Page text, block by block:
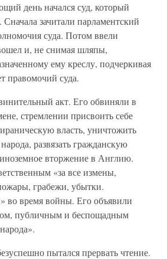
день начался суд, который
Сначала зачитали парламентский
суда. Потом ввели
и, не снимая шляпы,
ему креслу, подчеркивая
правомочий суда.
акт. Его обвиняли в
стремлении присвоить себе
власть, уничтожить
развязать гражданскую
вторжение в Англию.
«за все измены,
грабежи, убытки.
во время войны. Его объявили
публичным и беспощадным
пытался прервать чтение.